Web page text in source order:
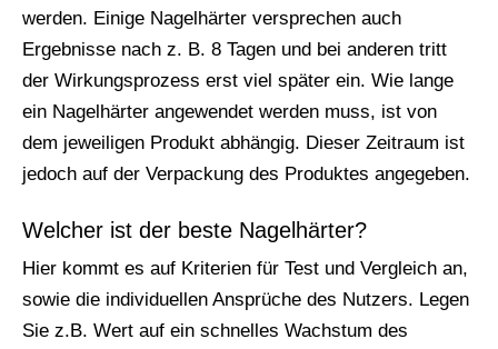
werden. Einige Nagelhärter versprechen auch
Ergebnisse nach z. B. 8 Tagen und bei anderen tritt
der Wirkungsprozess erst viel später ein. Wie lange
ein Nagelhärter angewendet werden muss, ist von
dem jeweiligen Produkt abhängig. Dieser Zeitraum ist
jedoch auf der Verpackung des Produktes angegeben.
Welcher ist der beste Nagelhärter?
Hier kommt es auf Kriterien für Test und Vergleich an,
sowie die individuellen Ansprüche des Nutzers. Legen
Sie z.B. Wert auf ein schnelles Wachstum des